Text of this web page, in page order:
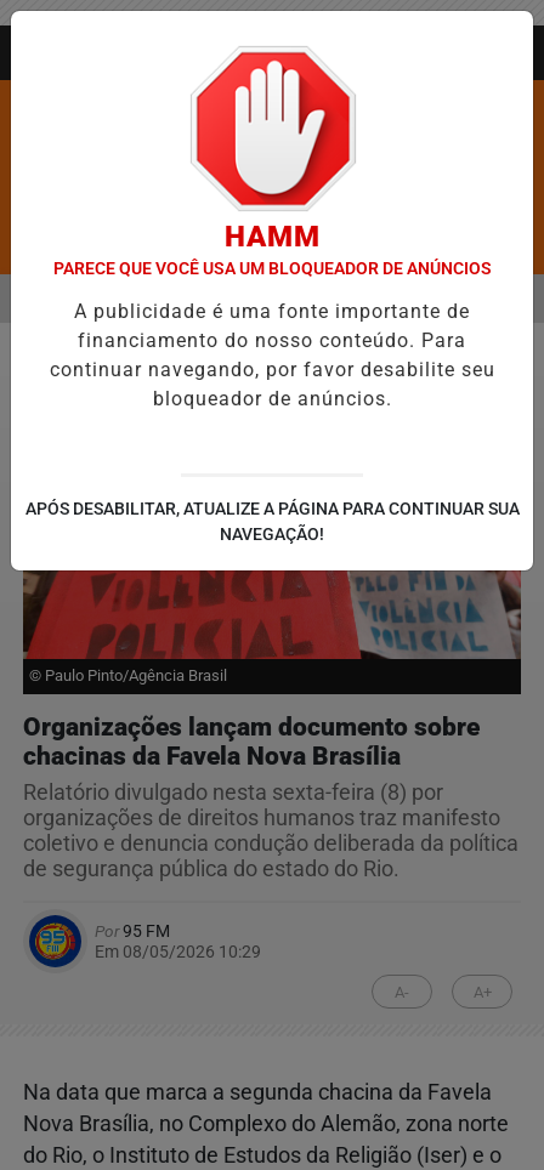
Pesquisar Notícia
DE FIGURAR ENTRE AS CINCO CIDADES MAIS VIOLENTAS DO
EM ALTA
MENU
Direitos Humanos
© Paulo Pinto/Agência Brasil
Organizações lançam documento sobre
chacinas da Favela Nova Brasília
Relatório divulgado nesta sexta-feira (8) por
organizações de direitos humanos traz manifesto
coletivo e denuncia condução deliberada da política
de segurança pública do estado do Rio.
Por95 FM
Em 08/05/2026 10:29
A- A+
Na data que marca a segunda chacina da Favela
Nova Brasília, no Complexo do Alemão, zona norte
do Rio, o Instituto de Estudos da Religião (Iser) e o
HAMM
PARECE QUE VOCÊ USA UM BLOQUEADOR DE ANÚNCIOS
A publicidade é uma fonte importante de
financiamento do nosso conteúdo. Para
continuar navegando, por favor desabilite seu
bloqueador de anúncios.
APÓS DESABILITAR, ATUALIZE A PÁGINA PARA CONTINUAR SUA
NAVEGAÇÃO!